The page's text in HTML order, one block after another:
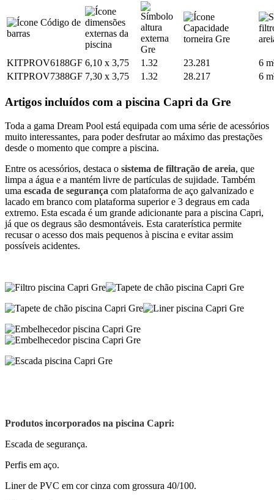
KITPROV6188GF 6,10 x 3,75 1.32 23.281
6
KITPROV7388GF 7,30 x 3,75 1.32 28.217 6
Artigos incluídos com a piscina Capri da Gre
Toda a gama Dream Pool está equipada com uma série de acessórios
muito interessantes, para poder desfrutar ao máximo das prestações
desde o momento que compre a piscina.
Entre os acessórios, destaca o sistema de filtração de areia, que
limpa a água e a mantém livre de partículas de sujidade. Também
uma escada de segurança com plataforma de aço galvanizado e
lacado em branco com plataforma superior e 3 degraus em cada
extremo. Esta escada é um grande adicionante para a piscina Capri,
já que os degraus são desmontáveis. Esta caraterística permite
recusar o acesso dos mais pequenos à piscina e evitar assim
possíveis acidentes.
Produtos incorporados na piscina Capri:
Escada de segurança.
Perfis em aço.
Liner de PVC em cor cinza com grossura 40/100.